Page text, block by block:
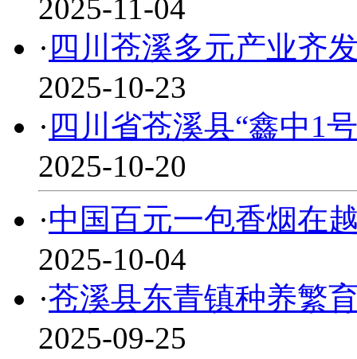
2025-11-04
· 四川苍溪多元产业齐
2025-10-23
· 四川省苍溪县“鑫中1
2025-10-20
·中国百元一包香烟在
2025-10-04
·苍溪县东青镇种养繁
2025-09-25